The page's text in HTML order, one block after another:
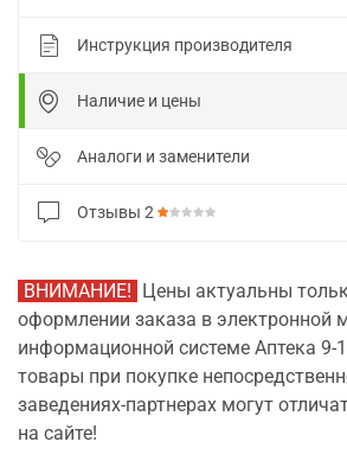
Инструкция производителя
Наличие и цены
Аналоги и заменители
Отзывы 2
ВНИМАНИЕ! Цены актуальны
оформлении заказа в электронной
информационной системе Аптека 9-
товары при покупке
заведениях-партнерах могут
на сайте!